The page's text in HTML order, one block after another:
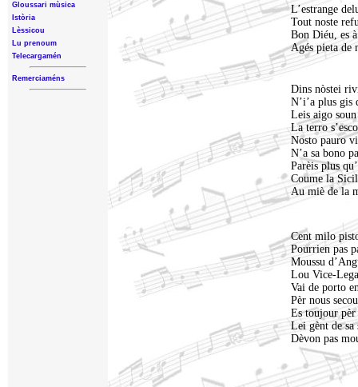
Gloussari mùsica
Istòria
Lèssicou
Lu prenoum
Telecargamén
Remerciaméns
L’estrange
Tout noste
Bon Diéu, es
Agés pieta de
Dins nòstei
N’i’a plus gis
Leis aigo
La terro
Nosto pauro
N’a sa bono
Parèis plus
Coume la
Au miè de la
Cent milo
Pourrien pas
Moussu
Lou Vice-
Vai de porto
Pèr nous
Es toujour
Lei gènt de sa
Dèvon pas